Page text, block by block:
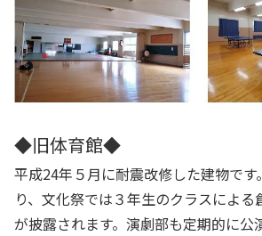
◆旧体育館◆
平成24年５月に耐震改修した建物です
り、文化祭では３年生のクラスによる
が披露されます。演劇部も定期的に公